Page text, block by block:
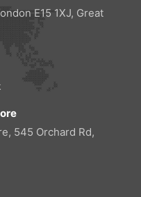
E15 1XJ, Great
545 Orchard Rd,